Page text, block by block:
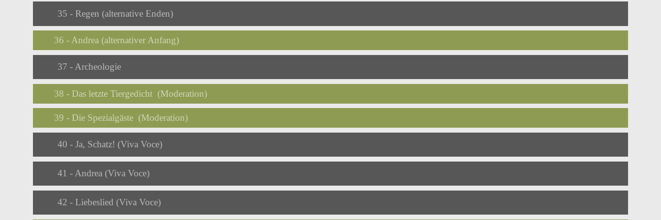
Audio
Player
35 - Regen (alternative Enden)
36 - Andrea (alternativer Anfang)
Audio
Player
37 - Archeologie
38 - Das letzte Tiergedicht (Moderation)
39 - Die Spezialgäste (Moderation)
Audio
Player
40 - Ja, Schatz! (Viva Voce)
Audio
Player
41 - Andrea (Viva Voce)
Audio
Player
42 - Liebeslied (Viva Voce)